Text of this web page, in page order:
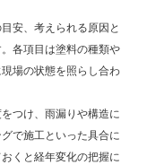
安、考えられる原因と
各項目は塗料の種類や
場の状態を照らし合わ
つけ、雨漏りや構造に
で施工といった具合に
くと経年変化の把握に